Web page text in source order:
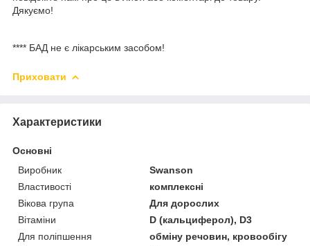
Дякуємо!
**** БАД не є лікарським засобом!
Приховати
Характеристики
Основні
Виробник
Swanson
Властивості
комплексні
Вікова група
Для дорослих
Вітаміни
D (кальциферол), D3
Для поліпшення
обміну речовин, кровообігу